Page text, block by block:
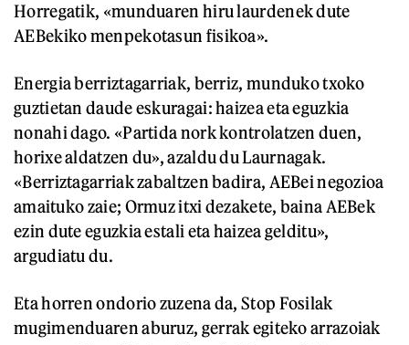
Horregatik, «munduaren hiru laurdenek dute
AEBekiko menpekotasun fisikoa».
Energia berriztagarriak, berriz, munduko txoko
guztietan daude eskuragai: haizea eta eguzkia
nonahi dago. «Partida nork kontrolatzen duen,
horixe aldatzen du», azaldu du Laurnagak.
«Berriztagarriak zabaltzen badira, AEBei negozioa
amaituko zaie; Ormuz itxi dezakete, baina AEBek
ezin dute eguzkia estali eta haizea gelditu»,
argudiatu du.
Eta horren ondorio zuzena da, Stop Fosilak
mugimenduaren aburuz, gerrak egiteko arrazoiak